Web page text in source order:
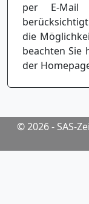
per E-
die
beachten Sie
der
© 2026 - SAS-